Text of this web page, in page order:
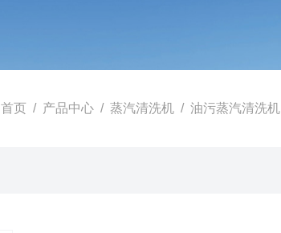
首页 / 产品中心 / 蒸汽清洗机 / 油污蒸汽清洗机